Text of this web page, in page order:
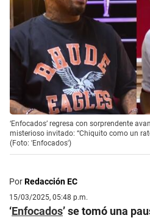
‘Enfocados’ regresa con sorprendente
misterioso invitado: “Chiquito como un
(Foto: 'Enfocados')
PorRedacción EC
15/03/2025, 05:48 p.m.
‘Enfocados’ se tomó una